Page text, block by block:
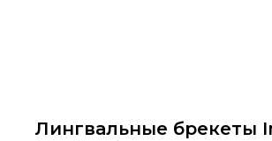
Лингвальные брекеты